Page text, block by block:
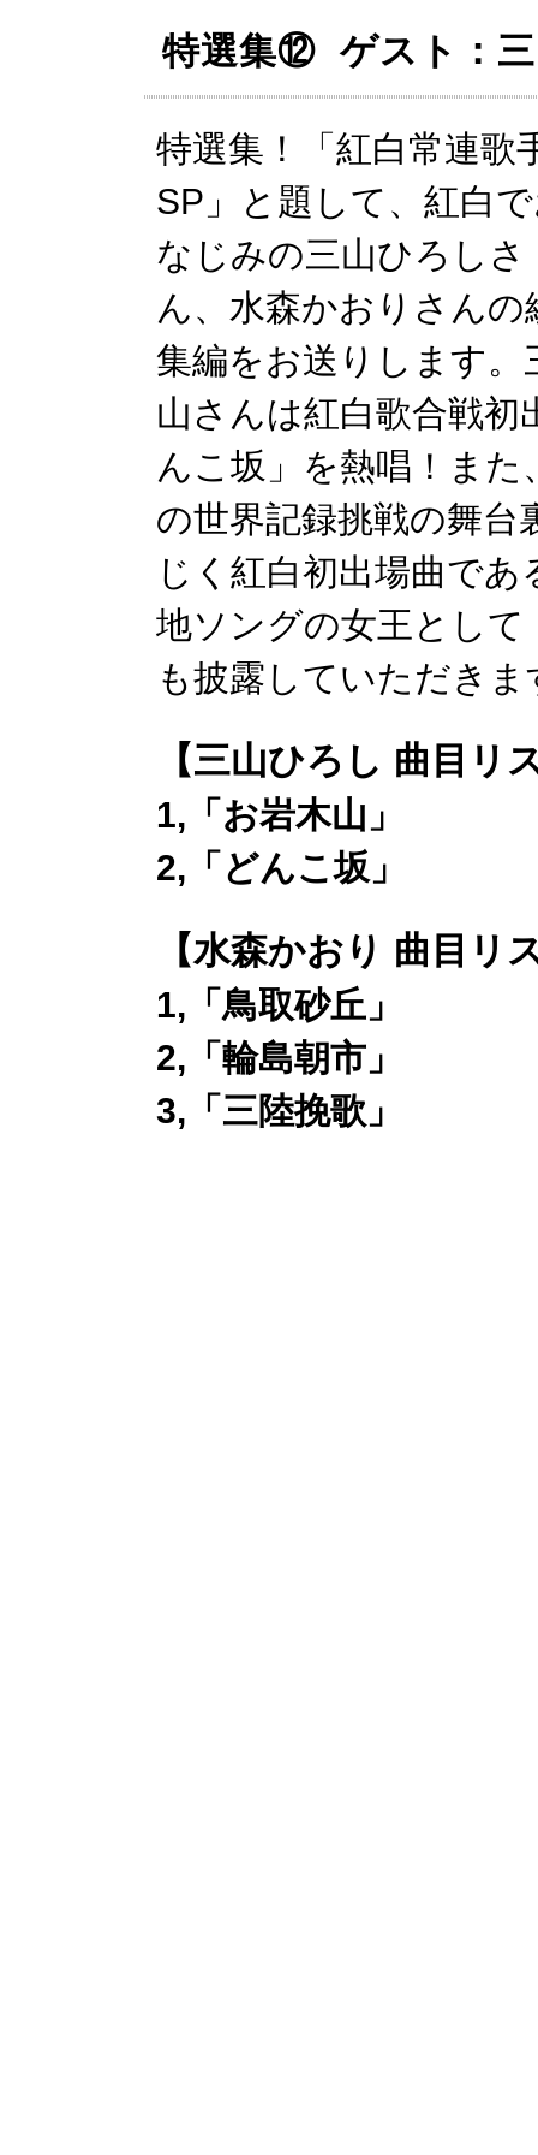
特選集⑫ ゲスト：三
特選集！「紅白常連歌
SP」と題して、紅白
なじみの三山ひろしさ
ん、水森かおりさんの
集編をお送りします。
山さんは紅白歌合戦初
んこ坂」を熱唱！ま
の世界記録挑戦の舞台
じく紅白初出場曲で
地ソングの女王として
も披露していただきま
【三山ひろし 曲目リ
1,「お岩木山」
2,「どんこ坂」
【水森かおり 曲目リ
1,「鳥取砂丘」
2,「輪島朝市」
3,「三陸挽歌」